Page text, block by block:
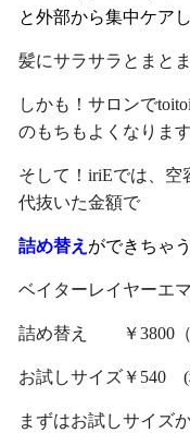
と外部から集中ケアし
髪にサラサラとまと
しかも！サロンで
のもちもよくなりま
そして！iriEでは、空
代抜いた金額で
詰め替え ができちゃ
ベイターレイヤーエ
詰め替え ￥3800（
お試しサイズ￥540
まずはお試しサイズ